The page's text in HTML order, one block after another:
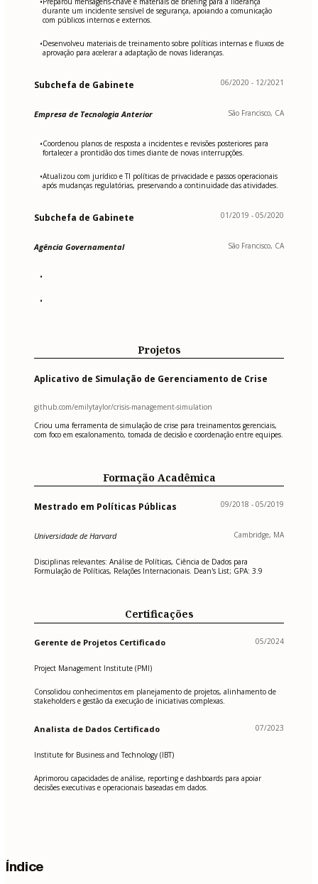
durante um incidente sensível de segurança, apoiando a comunicação
com públicos internos e externos.
•Desenvolveu materiais de treinamento sobre políticas internas e fluxos de
aprovação para acelerar a adaptação de novas lideranças.
Subchefa de Gabinete 06/2020 - 12/2021
Empresa de Tecnologia Anterior São Francisco, CA
•Coordenou planos de resposta a incidentes e revisões posteriores para
fortalecer a prontidão dos times diante de novas interrupções.
•Atualizou com jurídico e TI políticas de privacidade e passos operacionais
após mudanças regulatórias, preservando a continuidade das atividades.
Subchefa de Gabinete 01/2019 - 05/2020
Agência Governamental São Francisco, CA
•
•
Projetos
Aplicativo de Simulação de Gerenciamento de Crise
github.com/emilytaylor/crisis-management-simulation
Criou uma ferramenta de simulação de crise para treinamentos gerenciais,
com foco em escalonamento, tomada de decisão e coordenação entre equipes.
Formação Acadêmica
Mestrado em Políticas Públicas 09/2018 - 05/2019
Universidade de Harvard Cambridge, MA
Disciplinas relevantes: Análise de Políticas, Ciência de Dados para
Formulação de Políticas, Relações Internacionais. Dean's List; GPA: 3.9
Certificações
Gerente de Projetos Certificado 05/2024
Project Management Institute (PMI)
Consolidou conhecimentos em planejamento de projetos, alinhamento de
stakeholders e gestão da execução de iniciativas complexas.
Analista de Dados Certificado 07/2023
Institute for Business and Technology (IBT)
Aprimorou capacidades de análise, reporting e dashboards para apoiar
decisões executivas e operacionais baseadas em dados.
Índice